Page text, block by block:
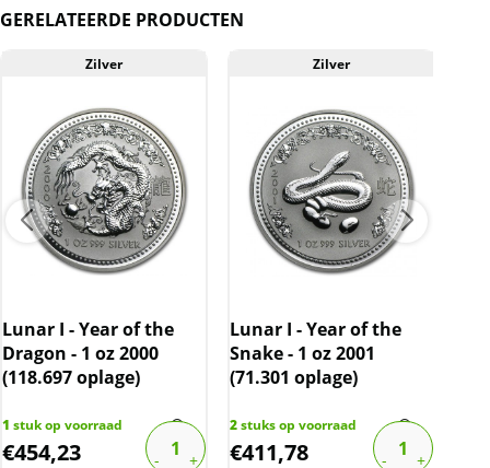
1999: Konijn – oplage van 12.869
2000: Draak – oplage van 29.110
2001: Slang – oplage van 14.062
2002: Paard – oplage van 19.359
2003: Geit – oplage van 20.466
2004: Aap – oplage van 18.124
2005: Haan – oplage van 16.292
2006: Hond – oplage van 17.106
2007: Zwijn – oplage van 14.180
2009: Os – oplage van 6.465
GERELATEERDE PRODUCTEN
Zilver
Lunar I - Year of the
Dragon - 1 oz 2000
(118.697 oplage)
1 stuk op voorraad
€454,23
Zilver
Lunar I - Year of the
Snake - 1 oz 2001
(71.301 oplage)
2stuks op voorraad
€411,78